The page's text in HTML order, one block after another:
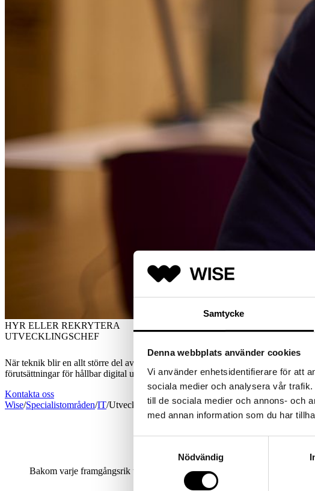
Samtycke
Denna webbplats använder cookies
Vi använder enhetsidentifierare för att
sociala medier och analysera vår
till de sociala medier och annons- och
med annan information som du har
Nödvändig
HYR ELLER REKRYTERA
UTVECKLINGSCHEF
När teknik blir en allt större del av affären blir ledarskapet avgörande. Wise IT
förutsättningar för hållbar digital utveckling.
Kontakta oss
Wise/Specialistområden/IT/Utvecklingschef
Bakom varje framgångsrik utvecklingsorganisation finns ett ledarskap
utvecklingsteam hjälper Wise IT dig